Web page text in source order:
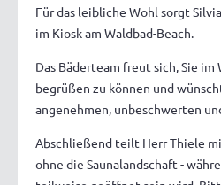
Für das leibliche Wohl sorgt
im Kiosk am Waldbad-Beach.
Das Bäderteam freut sich, Sie
begrüßen zu können und
angenehmen, unbeschwerten
Abschließend teilt Herr Thiele
ohne die Saunalandschaft -